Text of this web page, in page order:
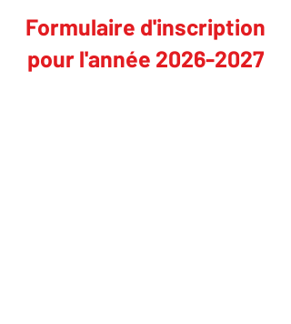
Formulaire d'inscription
pour l'année 2026-2027